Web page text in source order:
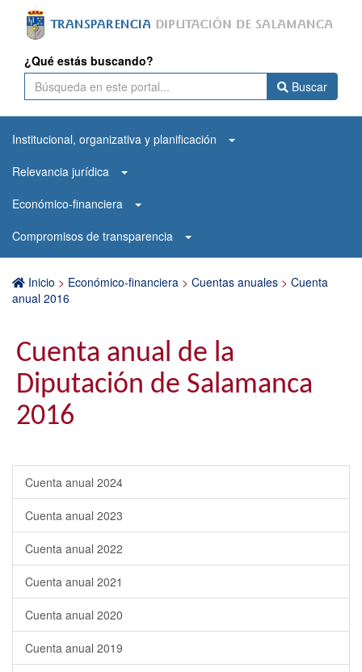
¿Qué estás buscando?
Buscar
Institucional, organizativa y planificación
Relevancia jurídica
Económico-financiera
Compromisos de transparencia
Inicio > Económico-financiera > Cuentas anuales > Cuenta
anual 2016
Cuenta anual de la
Diputación de Salamanca
2016
Cuenta anual 2024
Cuenta anual 2023
Cuenta anual 2022
Cuenta anual 2021
Cuenta anual 2020
Cuenta anual 2019